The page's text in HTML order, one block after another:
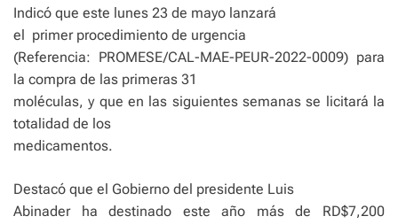
Indicó que este lunes 23 de mayo lanzará
el
primer procedimiento de urgencia
(Referencia: PROMESE/CAL-MAE-PEUR-2022-0009) para
la compra de las primeras 31
moléculas, y que en las siguientes semanas se licitará la
totalidad de los
medicamentos.
Destacó que el Gobierno del presidente Luis
Abinader ha destinado este año más de RD$7,200